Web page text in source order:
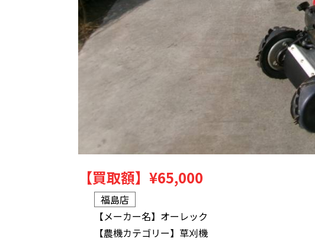
【買取額】 ¥65,000
福島店
【メーカー名】 オーレック
【農機カテゴリー】 草刈機